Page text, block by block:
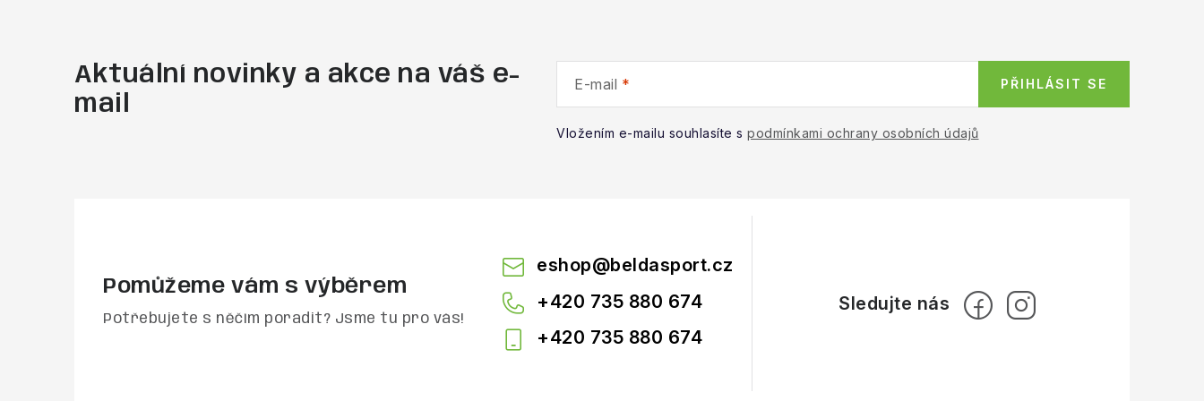
Aktuální novinky a akce na váš e-
mail
E-mail
Vložením e-mailu souhlasíte s podmínkami ochrany osobních údajů
PŘIHLÁSIT SE
Pomůžeme vám s výběrem
Potřebujete s něčím poradit? Jsme tu pro vás!
eshop@beldasport.cz
+420 735 880 674
+420 735 880 674